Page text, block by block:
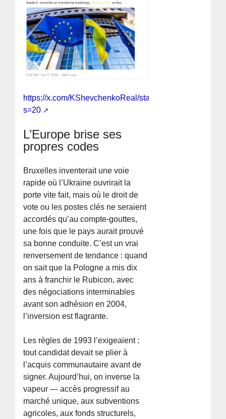
https://x.com/KShevchenkoReal/status/
s=20
L’Europe brise ses
propres codes
Bruxelles inventerait une voie
rapide où l’Ukraine ouvrirait la
porte vite fait, mais où le droit de
vote ou les postes clés ne seraient
accordés qu’au compte-gouttes,
une fois que le pays aurait prouvé
sa bonne conduite. C’est un vrai
renversement de tendance : quand
on sait que la Pologne a mis dix
ans à franchir le Rubicon, avec
des négociations interminables
avant son adhésion en 2004,
l’inversion est flagrante.
Les règles de 1993 l’exigeaient :
tout candidat devait se plier à
l’acquis communautaire avant de
signer. Aujourd’hui, on inverse la
vapeur — accès progressif au
marché unique, aux subventions
agricoles, aux fonds structurels,